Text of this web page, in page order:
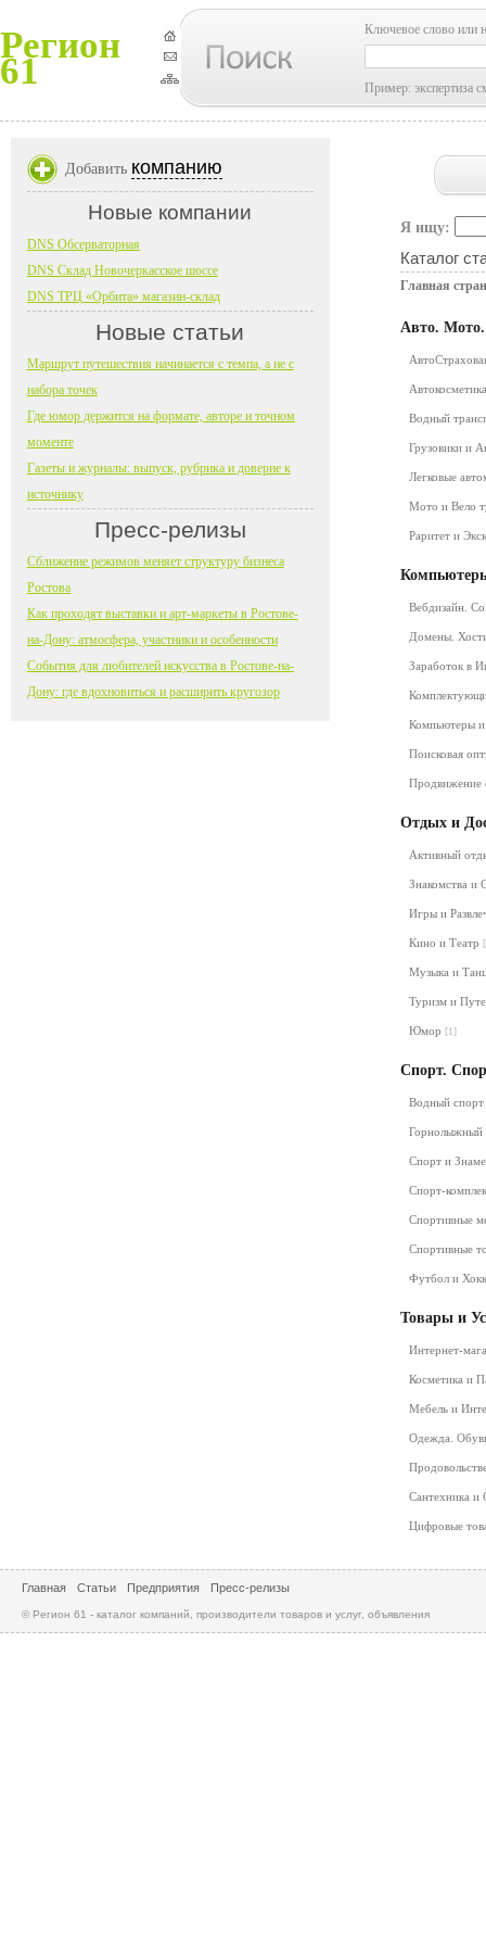
Регион
61
Ключевое слово или
Пример: экспертиза
Я ищу:
Каталог
Главная
Авто.
Водный
Грузовики и
Легковые
Мото и Вело
Раритет и
Вебдизайн.
Домены.
Заработок в
Компьютеры
Поисковая
Продвижение
Отдых и
Активный
Знакомства и
Игры и
Кино и Театр
Музыка и
Туризм и
Юмор [1]
Спорт.
Водный спорт
Горнолыжный
Спорт и
Спорт-
Спортивные
Спортивные
Футбол и
Товары и
Интернет-
Косметика и
Мебель и
Одежда.
Сантехника и
Цифровые
Добавить компанию
Новые компании
DNS Обсерваторная
DNS Склад Новочеркасское шоссе
DNS ТРЦ «Орбита» магазин-склад
Новые статьи
Маршрут путешествия начинается с темпа, а не с
набора точек
Где юмор держится на формате, авторе и точном
моменте
Газеты и журналы: выпуск, рубрика и доверие к
источнику
Пресс-релизы
Сближение режимов меняет структуру бизнеса
Ростова
Как проходят выставки и арт-маркеты в Ростове-
на-Дону: атмосфера, участники и особенности
События для любителей искусства в Ростове-на-
Дону: где вдохновиться и расширить кругозор
Главная Статьи Предприятия Пресс-релизы
© Регион 61 - каталог компаний, производители товаров и услуг, объявления